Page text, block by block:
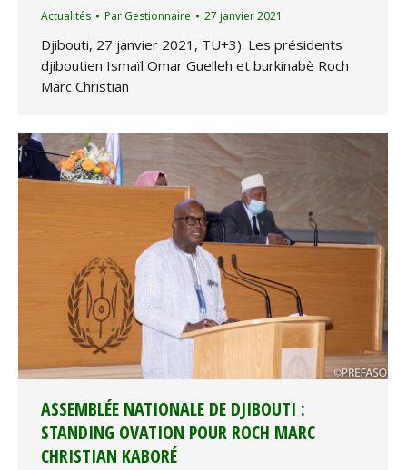
Actualités Par Gestionnaire 27 janvier 2021
Djibouti, 27 janvier 2021, TU+3). Les présidents
djiboutien Ismaïl Omar Guelleh et burkinabè Roch
Marc Christian
ASSEMBLÉE NATIONALE DE DJIBOUTI :
STANDING OVATION POUR ROCH MARC
CHRISTIAN KABORÉ